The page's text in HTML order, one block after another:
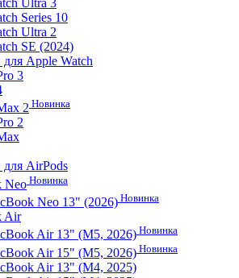
Ultra 3
Series 10
Ultra 2
SE (2024)
Apple Watch
3
2 Новинка
2
для AirPods
Neo Новинка
Neo 13" (2026) Новинка
Air
Air 13" (M5, 2026) Новинка
Air 15" (M5, 2026) Новинка
Air 13" (M4, 2025)